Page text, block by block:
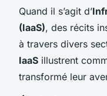
Quand il s’agit d’
(IaaS), des récits
à travers divers
IaaS illustrent
transformé leur